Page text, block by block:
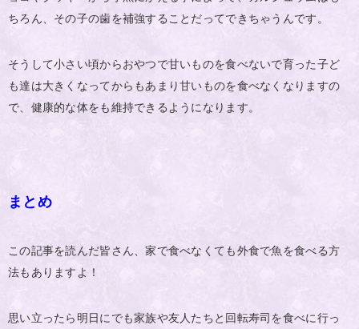
ちろん、その子の歯を補強することだってできちゃうんです。
そうして小さい頃からおやつで甘いものを食べないで育った子ど
も達は大きくなってからもあまり甘いものを食べなくなりますの
で、健康的な体をも維持できるようになります。
まとめ
この記事を読んだ皆さん、家で食べなくても外食で魚を食べる方
法もありますよ！
思い立ったら明日にでも家族や友人たちと回転寿司を食べに行っ